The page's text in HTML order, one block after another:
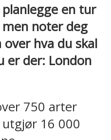
en tur
noter deg
hva du skal
er der: London
750 arter
16 000